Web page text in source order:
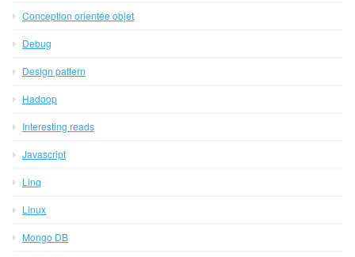
Conception orientée objet
Debug
Design pattern
Hadoop
Interesting reads
Javascript
Linq
Linux
Mongo DB